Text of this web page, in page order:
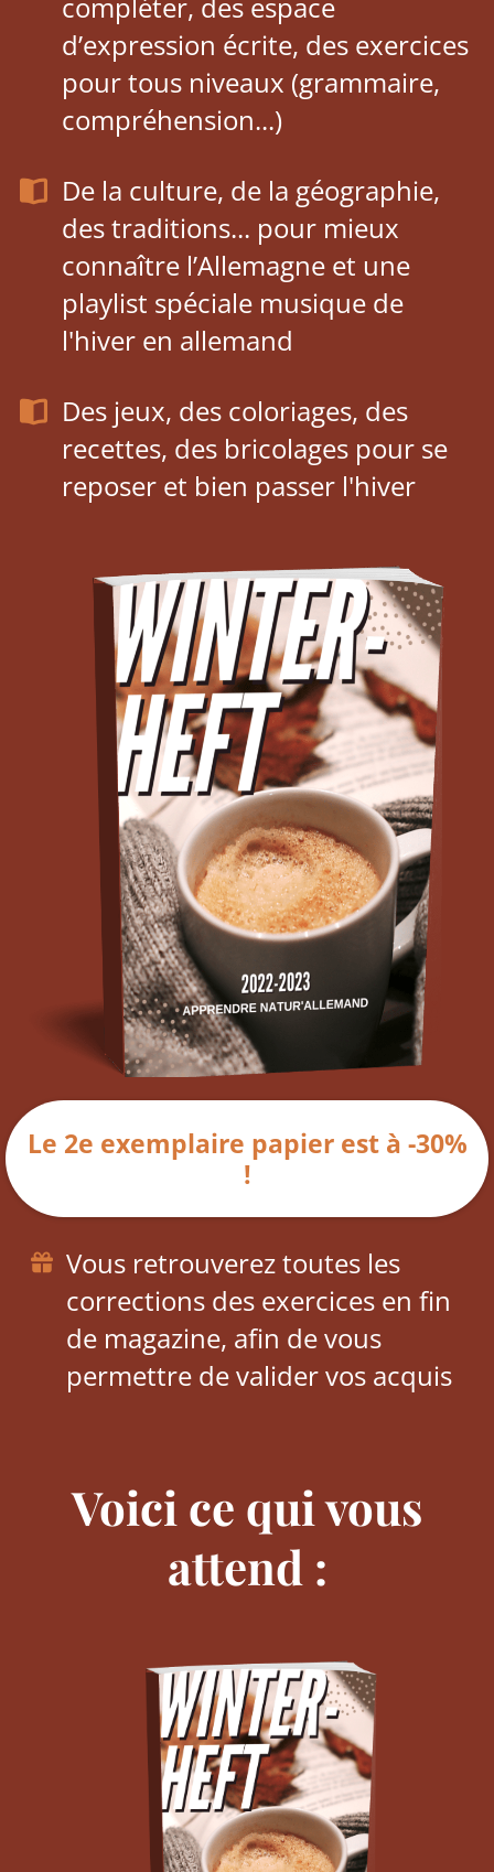
d’expression écrite, des exercices
pour tous niveaux (grammaire,
compréhension...)
De la culture, de la géographie,
des traditions... pour mieux
connaître l’Allemagne et une
playlist spéciale musique de
l'hiver en allemand
Des jeux, des coloriages, des
recettes, des bricolages pour se
reposer et bien passer l'hiver
Le 2e exemplaire papier est à -30%
!
Vous retrouverez toutes les
corrections des exercices en fin
de magazine, afin de vous
permettre de valider vos acquis
Voici ce qui vous
attend :